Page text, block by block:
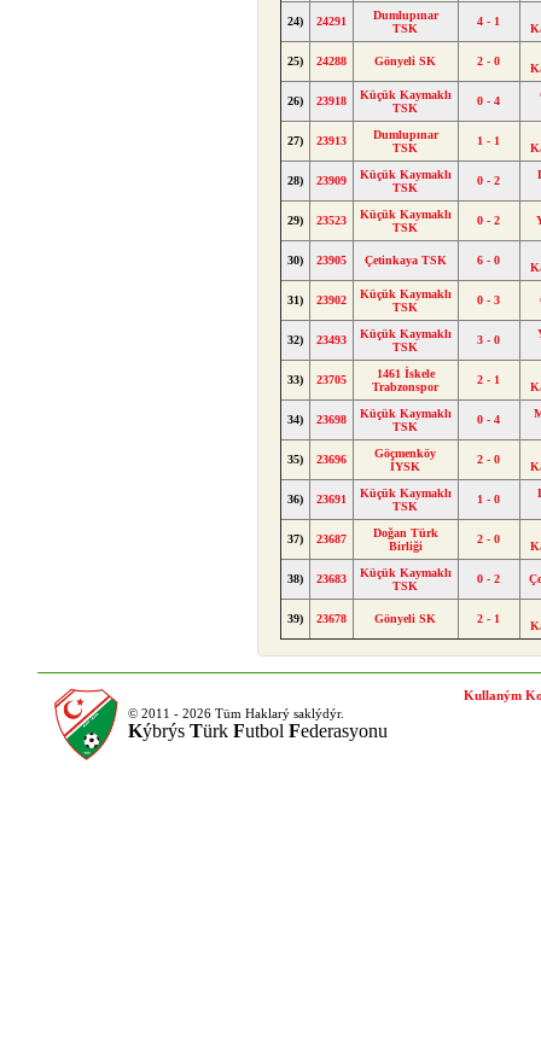
24) 24291
Dumlupınar
TSK
4 - 1
25) 24288 Gönyeli SK 2 - 0
26) 23918
Küçük Kaymaklı
TSK
0 - 4
27) 23913
Dumlupınar
TSK
1 - 1
28) 23909
Küçük Kaymaklı
TSK
0 - 2
29) 23523
Küçük Kaymaklı
TSK
0 - 2
30) 23905 Çetinkaya TSK 6 - 0
31) 23902
Küçük Kaymaklı
TSK
0 - 3
32) 23493
Küçük Kaymaklı
TSK
3 - 0
33) 23705
1461 İskele
Trabzonspor
2 - 1
34) 23698
Küçük Kaymaklı
TSK
0 - 4
35) 23696
Göçmenköy
İYSK
2 - 0
36) 23691
Küçük Kaymaklı
TSK
1 - 0
37) 23687
Doğan Türk
Birliği
2 - 0
38) 23683
Küçük Kaymaklı
TSK
0 - 2
39) 23678 Gönyeli SK 2 - 1
© 2011 - 2026 Tüm Haklarý saklýdýr.
Kýbrýs Türk Futbol Federasyonu
Kullaným